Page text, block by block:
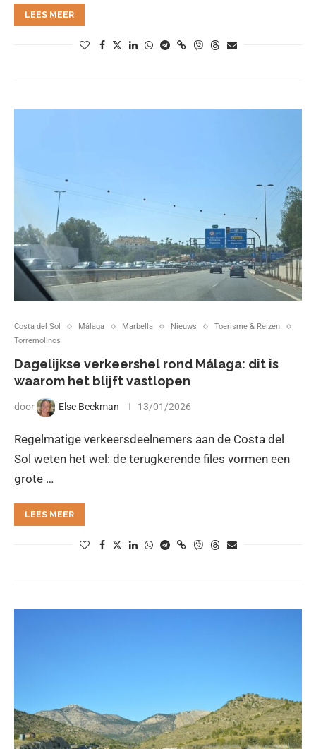
LEES MEER
Costa del Sol Málaga Marbella Nieuws
Toerisme & Reizen
Torremolinos
Dagelijkse verkeershel rond Málaga: dit is
waarom het blijft vastlopen
door Else Beekman 13/01/2026
Regelmatige verkeersdeelnemers aan de Costa del
Sol weten het wel: de terugkerende files vormen een
grote …
LEES MEER